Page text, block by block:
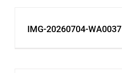
IMG-20260704-WA0037